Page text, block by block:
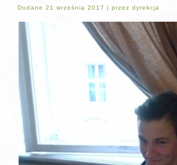
Dodane 21 września 2017 |przez dyrekcja